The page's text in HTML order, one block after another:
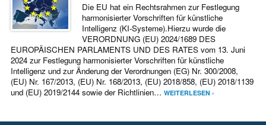
Die EU hat ein Rechtsrahmen zur Festlegung
harmonisierter Vorschriften für künstliche
Intelligenz (KI-Systeme).Hierzu wurde die
VERORDNUNG (EU) 2024/1689 DES
EUROPÄISCHEN PARLAMENTS UND DES RATES vom 13. Juni
2024 zur Festlegung harmonisierter Vorschriften für künstliche
Intelligenz und zur Änderung der Verordnungen (EG) Nr. 300/2008,
(EU) Nr. 167/2013, (EU) Nr. 168/2013, (EU) 2018/858, (EU) 2018/1139
und (EU) 2019/2144 sowie der Richtlinien… WEITERLESEN ›